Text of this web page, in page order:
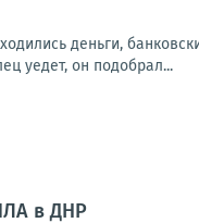
деньги,
уедет, он подобрал...
в ДНР